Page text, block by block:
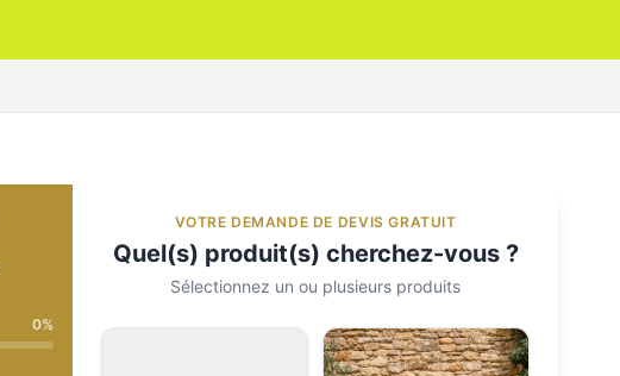
0%
VOTRE DEMANDE DE DEVIS GRATUIT
Quel(s) produit(s) cherchez-vous ?
Sélectionnez un ou plusieurs produits